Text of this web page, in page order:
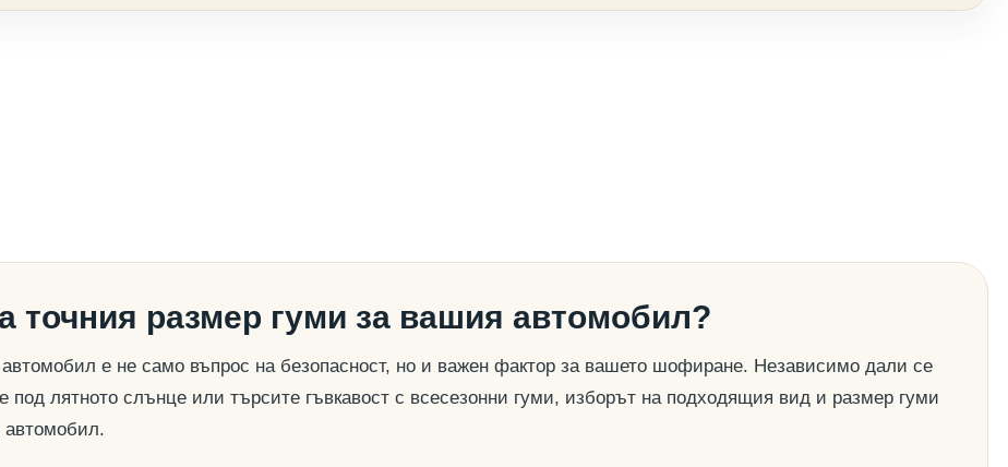
точния размер гуми за вашия автомобил?
е не само въпрос на безопасност, но и важен фактор за вашето шофиране. Независимо дали се
лятното слънце или търсите гъвкавост с всесезонни гуми, изборът на подходящия вид и размер гуми
автомобил.